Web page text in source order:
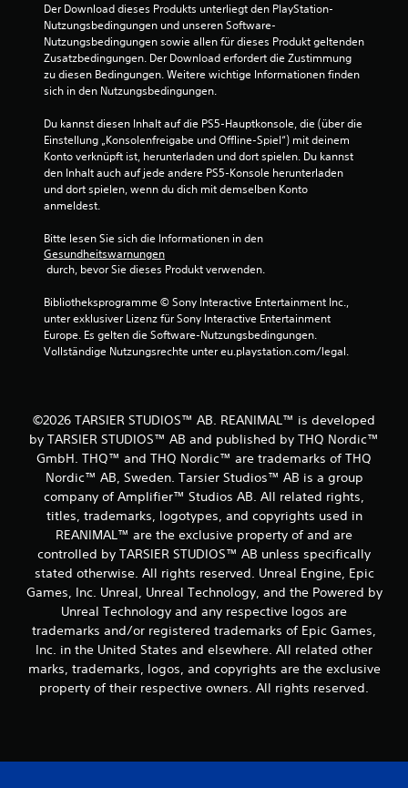
Der Download dieses Produkts unterliegt den PlayStation-
Nutzungsbedingungen und unseren Software-
Nutzungsbedingungen sowie allen für dieses Produkt geltenden
Zusatzbedingungen. Der Download erfordert die Zustimmung
zu diesen Bedingungen. Weitere wichtige Informationen finden
sich in den Nutzungsbedingungen.
Du kannst diesen Inhalt auf die PS5-Hauptkonsole, die (über die
Einstellung „Konsolenfreigabe und Offline-Spiel“) mit deinem
Konto verknüpft ist, herunterladen und dort spielen. Du kannst
den Inhalt auch auf jede andere PS5-Konsole herunterladen
und dort spielen, wenn du dich mit demselben Konto
anmeldest.
Bitte lesen Sie sich die Informationen in den
Gesundheitswarnungen
durch, bevor Sie dieses Produkt verwenden.
Bibliotheksprogramme © Sony Interactive Entertainment Inc.,
unter exklusiver Lizenz für Sony Interactive Entertainment
Europe. Es gelten die Software-Nutzungsbedingungen.
Vollständige Nutzungsrechte unter eu.playstation.com/legal.
©2026 TARSIER STUDIOS™ AB. REANIMAL™ is developed
by TARSIER STUDIOS™ AB and published by THQ Nordic™
GmbH. THQ™ and THQ Nordic™ are trademarks of THQ
Nordic™ AB, Sweden. Tarsier Studios™ AB is a group
company of Amplifier™ Studios AB. All related rights,
titles, trademarks, logotypes, and copyrights used in
REANIMAL™ are the exclusive property of and are
controlled by TARSIER STUDIOS™ AB unless specifically
stated otherwise. All rights reserved. Unreal Engine, Epic
Games, Inc. Unreal, Unreal Technology, and the Powered by
Unreal Technology and any respective logos are
trademarks and/or registered trademarks of Epic Games,
Inc. in the United States and elsewhere. All related other
marks, trademarks, logos, and copyrights are the exclusive
property of their respective owners. All rights reserved.